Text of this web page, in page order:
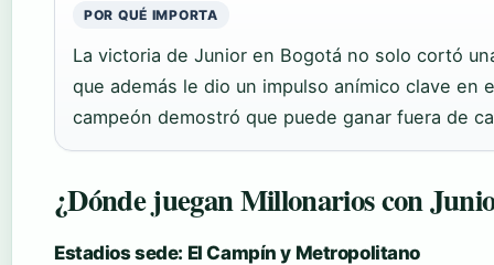
POR QUÉ IMPORTA
La victoria de Junior en Bogotá no solo cortó
que además le dio un impulso anímico clave en
campeón demostró que puede ganar fuera de
¿Dónde juegan Millonarios con
Estadios sede: El Campín y Metropolitano